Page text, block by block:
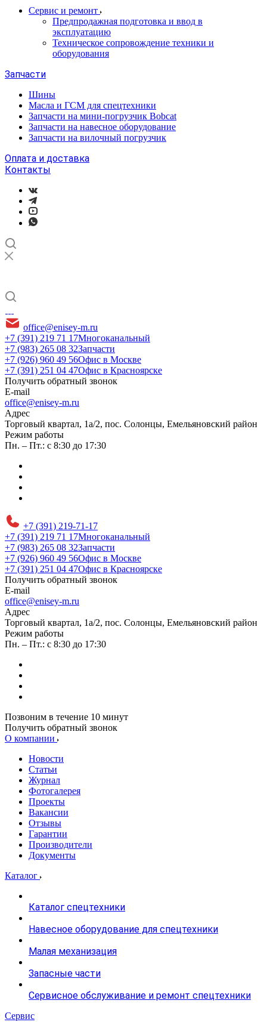
Сервис и ремонт
Предпродажная подготовка и ввод в
эксплуатацию
Техническое сопровождение техники и
оборудования
Запчасти
Шины
Масла и ГСМ для спецтехники
Запчасти на мини-погрузчик Bobcat
Запчасти на навесное оборудование
Запчасти на вилочный погрузчик
Оплата и доставка
Контакты
office@enisey-m.ru
+7 (391) 219 71 17Многоканальный
+7 (983) 265 08 32Запчасти
+7 (926) 960 49 56Офис в Москве
+7 (391) 251 04 47Офис в Красноярске
Получить обратный звонок
E-mail
office@enisey-m.ru
Адрес
​Торговый квартал, 1а/2, пос. Солонцы, Емельяновский район
Режим работы
Пн. – Пт.: с 8:30 до 17:30
+7 (391) 219-71-17
+7 (391) 219 71 17Многоканальный
+7 (983) 265 08 32Запчасти
+7 (926) 960 49 56Офис в Москве
+7 (391) 251 04 47Офис в Красноярске
Получить обратный звонок
E-mail
office@enisey-m.ru
Адрес
​Торговый квартал, 1а/2, пос. Солонцы, Емельяновский район
Режим работы
Пн. – Пт.: с 8:30 до 17:30
Позвоним в течение 10 минут
Получить обратный звонок
О компании
Новости
Статьи
Журнал
Фотогалерея
Проекты
Вакансии
Отзывы
Гарантии
Производители
Документы
Каталог
Каталог спецтехники
Навесное оборудование для спецтехники
Малая механизация
Запасные части
Сервисное обслуживание и ремонт спецтехники
Сервис